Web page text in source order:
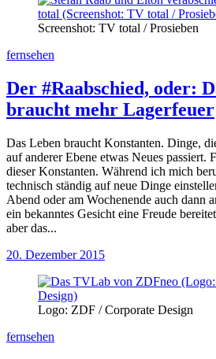
Screenshot: TV total / Prosieben
fernsehen
Der #Raabschied, oder:
braucht mehr Lagerfeuer
Das Leben braucht Konstanten. Dinge,
auf anderer Ebene etwas Neues passiert.
dieser Konstanten. Während ich mich
technisch ständig auf neue Dinge
Abend oder am Wochenende auch dann
ein bekanntes Gesicht eine Freude
aber das...
20. Dezember 2015
Logo: ZDF / Corporate Design
fernsehen